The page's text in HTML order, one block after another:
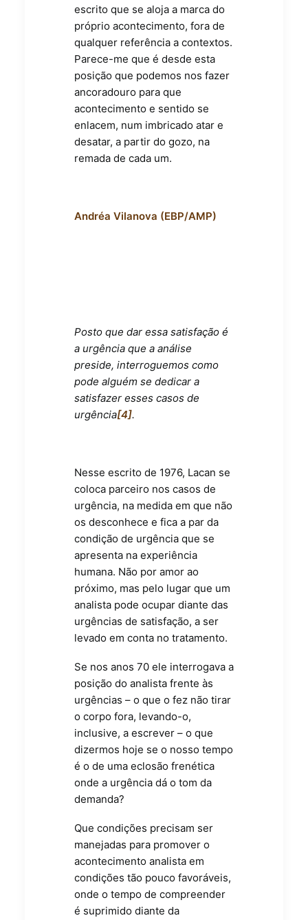
escrito que se aloja a marca do
próprio acontecimento, fora de
qualquer referência a contextos.
Parece-me que é desde esta
posição que podemos nos fazer
ancoradouro para que
acontecimento e sentido se
enlacem, num imbricado atar e
desatar, a partir do gozo, na
remada de cada um.
Andréa Vilanova (EBP/AMP)
Posto que dar essa satisfação é
a urgência que a análise
preside, interroguemos como
pode alguém se dedicar a
satisfazer esses casos de
urgência[4].
Nesse escrito de 1976, Lacan se
coloca parceiro nos casos de
urgência, na medida em que não
os desconhece e fica a par da
condição de urgência que se
apresenta na experiência
humana. Não por amor ao
próximo, mas pelo lugar que um
analista pode ocupar diante das
urgências de satisfação, a ser
levado em conta no tratamento.
Se nos anos 70 ele interrogava a
posição do analista frente às
urgências – o que o fez não tirar
o corpo fora, levando-o,
inclusive, a escrever – o que
dizermos hoje se o nosso tempo
é o de uma eclosão frenética
onde a urgência dá o tom da
demanda?
Que condições precisam ser
manejadas para promover o
acontecimento analista em
condições tão pouco favoráveis,
onde o tempo de compreender
é suprimido diante da